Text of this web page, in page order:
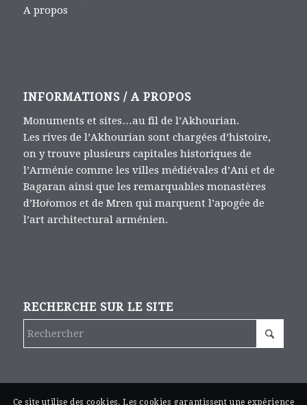
A propos
INFORMATIONS / A PROPOS
Monuments et sites…au fil de l’Akhourian.
Les rives de l’Akhourian sont chargées d’histoire,
on y trouve plusieurs capitales historiques de
l’Arménie comme les villes médiévales d’Ani et de
Bagaran ainsi que les remarquables monastères
d’Hoṙomos et de Mren qui marquent l’apogée de
l’art architectural arménien.
RECHERCHE SUR LE SITE
Ce site utilise des cookies. Les cookies garantissent une expérience